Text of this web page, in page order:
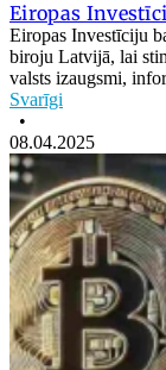
Eiropas
Eiropas Investīciju
biroju Latvijā, lai
valsts izaugsmi,
Svarīgi
•
08.04.2025